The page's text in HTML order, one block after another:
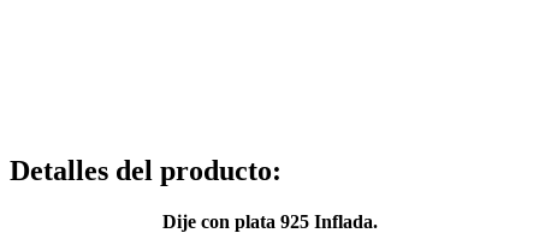
Detalles del producto:
Dije con plata 925 Inflada.